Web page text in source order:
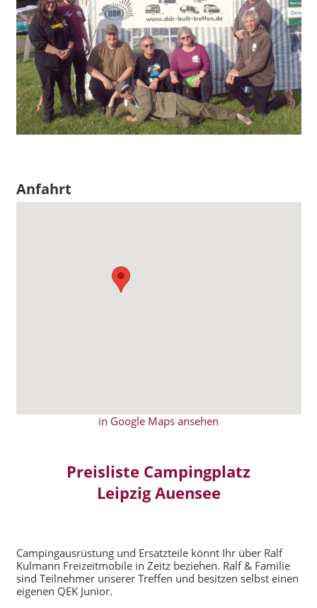
Anfahrt
in Google Maps ansehen
Preisliste Campingplatz
Leipzig Auensee
Campingausrüstung und Ersatzteile könnt Ihr über Ralf
Kulmann Freizeitmobile in Zeitz beziehen. Ralf & Familie
sind Teilnehmer unserer Treffen und besitzen selbst einen
eigenen QEK Junior.